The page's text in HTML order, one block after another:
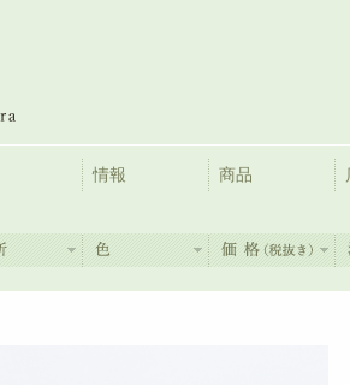
情報 商品